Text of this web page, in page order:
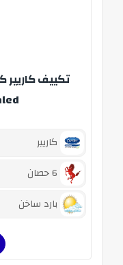
)
كاريير
بارد ساخن